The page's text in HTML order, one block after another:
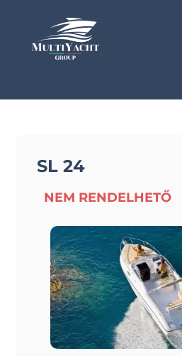
SL 24
NEM RENDELHETŐ